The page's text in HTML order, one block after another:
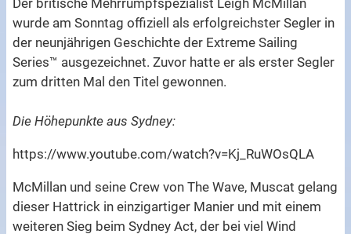
Der britische Mehrrumpfspezialist Leigh McMillan
wurde am Sonntag offiziell als erfolgreichster Segler in
der neunjährigen Geschichte der Extreme Sailing
Series™ ausgezeichnet. Zuvor hatte er als erster Segler
zum dritten Mal den Titel gewonnen.
Die Höhepunkte aus Sydney:
https://www.youtube.com/watch?v=Kj_RuWOsQLA
McMillan und seine Crew von The Wave, Muscat gelang
dieser Hattrick in einzigartiger Manier und mit einem
weiteren Sieg beim Sydney Act, der bei viel Wind